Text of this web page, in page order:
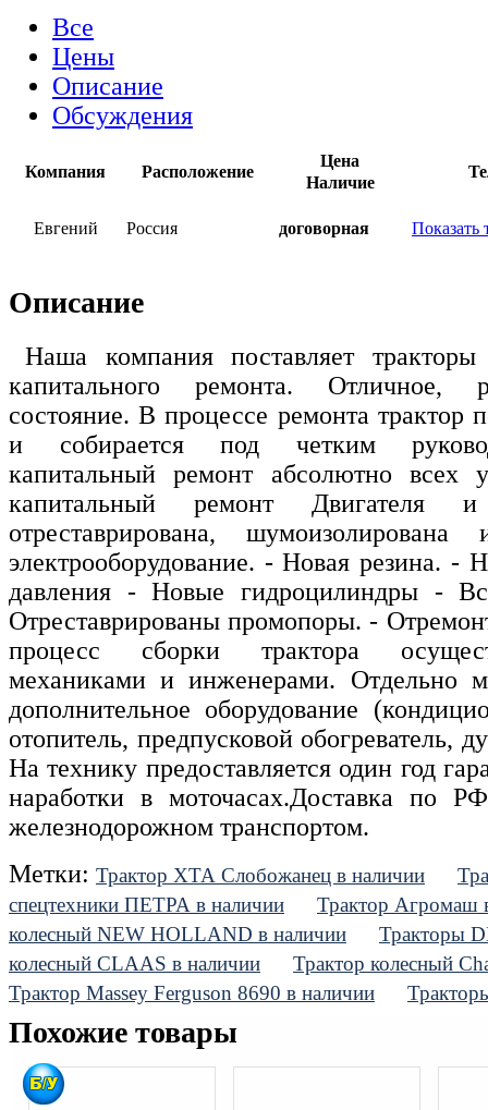
Все
Цены
Описание
Обсуждения
Компания Расположение
Цена
Наличие
Евгений Россия договорная Показать
Описание
Наша компания поставляет тракторы
капитального ремонта. Отличное,
состояние. В процессе ремонта трактор
и собирается под четким
капитальный ремонт абсолютно всех
капитальный ремонт
отреставрирована,
электрооборудование. - Новая резина. -
давления - Новые гидроцилиндры -
Отреставрированы промопоры. -
процесс сборки трактора
механиками и инженерами. Отдельно
дополнительное оборудование
отопитель, предпусковой обогреватель,
На технику предоставляется один год
наработки в моточасах.Доставка по
железнодорожном транспортом.
Метки: Трактор ХТА Слобожанец в наличии
спецтехники ПЕТРА в наличии
Трактор Агромаш
колесный NEW HOLLAND в наличии
Тракторы
колесный CLAAS в наличии
Трактор колесный
Трактор Massey Ferguson 8690 в наличии
Похожие товары